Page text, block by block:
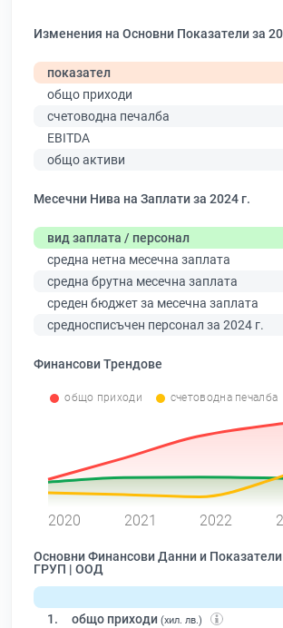
Изменения на Основни Показатели за
показател
общо приходи
счетоводна печалба
EBITDA
общо активи
Месечни Нива на Заплати за 2024 г.
вид заплата / персонал
средна нетна месечна заплата
средна брутна месечна заплата
среден бюджет за месечна заплата
средносписъчен персонал за 2024 г.
Финансови Трендове
общо приходи счетоводна печалба
2020 2021 2022
Основни Финансови Данни и
ГРУП | ООД
1. общо приходи (хил. лв.)